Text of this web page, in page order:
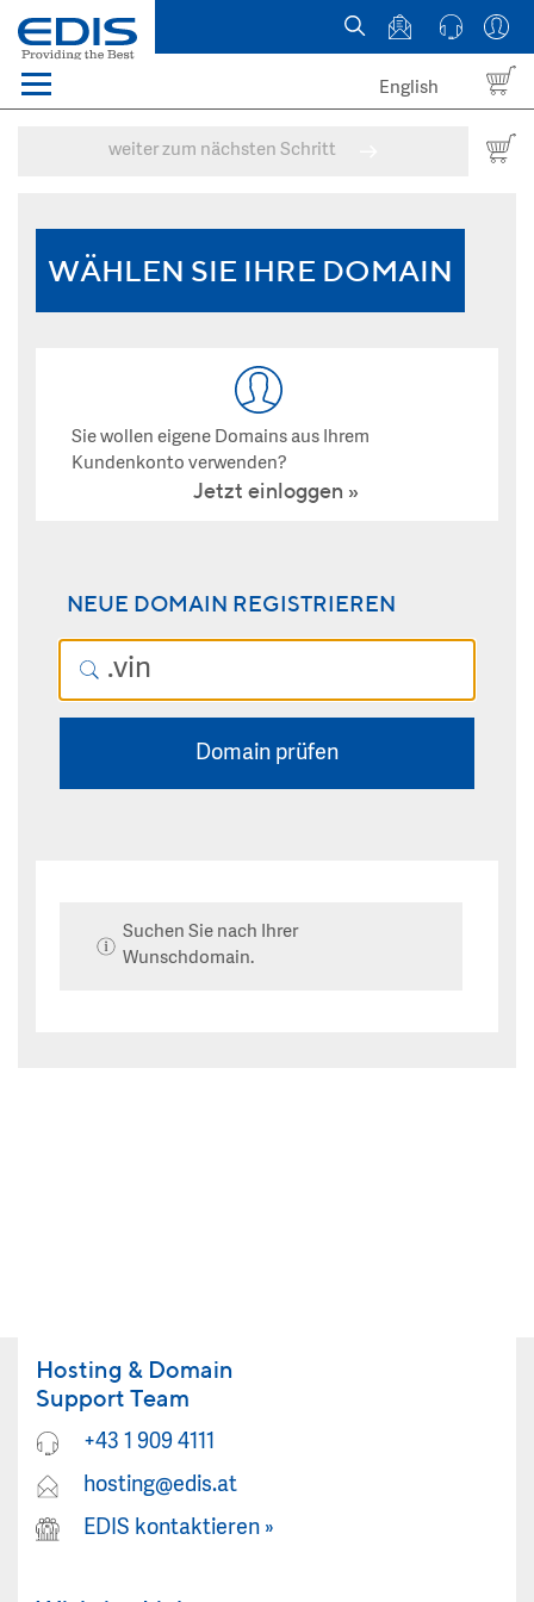
Menü
Domains
News
English
weiter zum nächsten Schritt
WÄHLEN SIE IHRE DOMAIN
Sie wollen eigene Domains aus Ihrem
Kundenkonto verwenden?
Jetzt einloggen
NEUE DOMAIN REGISTRIEREN
Domain prüfen
Suchen Sie nach Ihrer
Wunschdomain.
Hosting & Domain
Support Team
+43 1 909 4111
hosting@edis.at
EDIS kontaktieren »